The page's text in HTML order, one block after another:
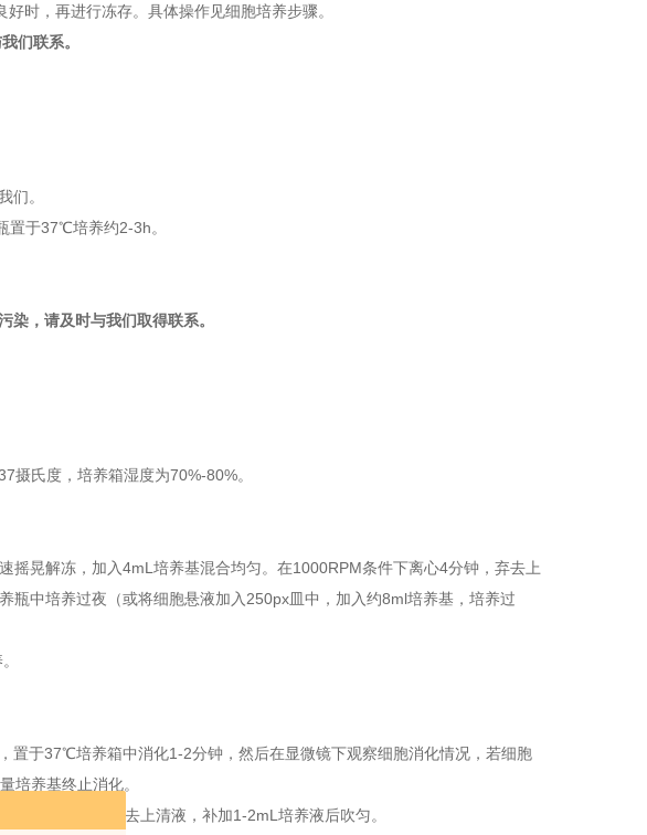
时，再进行冻存。具体操作见细胞培养步骤。
们联系。
们。
置于37℃培养约2-3h。
，请及时与我们取得联系。
摄氏度，培养箱湿度为70%-80%。
晃解冻，加入4mL培养基混合均匀。在1000RPM条件下离心4分钟，弃去上
瓶中培养过夜（或将细胞悬液加入250px皿中，加入约8ml培养基，培养过
置于37℃培养箱中消化1-2分钟，然后在显微镜下观察细胞消化情况，若细胞
培养基终止消化。
离心4分钟，弃去上清液，补加1-2mL培养液后吹匀。